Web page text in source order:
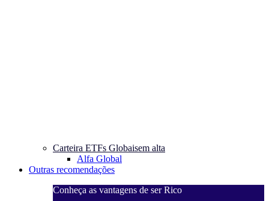
Carteira ETFs Globaisem alta
Alfa Global
Outras recomendações
Conheça as vantagens de ser Rico